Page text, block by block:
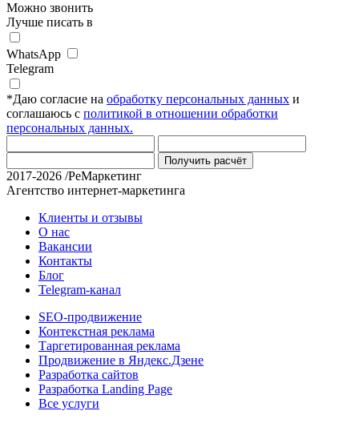
Можно звонить
Лучше писать в
WhatsApp
Telegram
*Даю согласие на обработку персональных данных и
соглашаюсь с политикой в отношении обработки
персональных данных.
Получить расчёт
2017-2026 /РеМаркетинг
Агентство интернет-маркетинга
Клиенты и отзывы
О нас
Вакансии
Контакты
Блог
Telegram-канал
SEO-продвижение
Контекстная реклама
Таргетированная реклама
Продвижение в Яндекс.Дзене
Разработка сайтов
Разработка Landing Page
Все услуги